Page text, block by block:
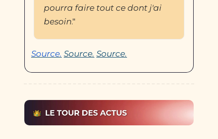
pourra faire tout ce dont j'ai
besoin."
Source. Source. Source.